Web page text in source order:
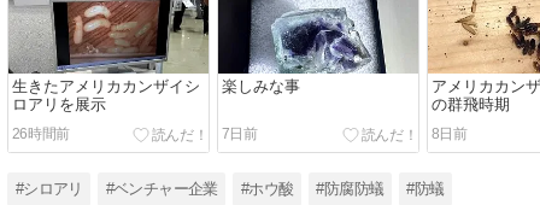
生きたアメリカカンザイシ
ロアリを展示
26時間前
楽しみな事
7日前
アメリカカン
の群飛時期
8日前
#シロアリ #ベンチャー企業 #ホウ酸 #防腐防蟻 #防蟻